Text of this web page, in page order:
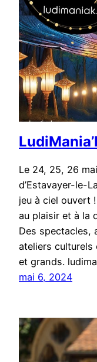
Le 24, 25, 26
d’Estavayer-le-
jeu à ciel ouvert
au plaisir et à la
Des spectacles,
ateliers
et grands.
mai 6, 2024